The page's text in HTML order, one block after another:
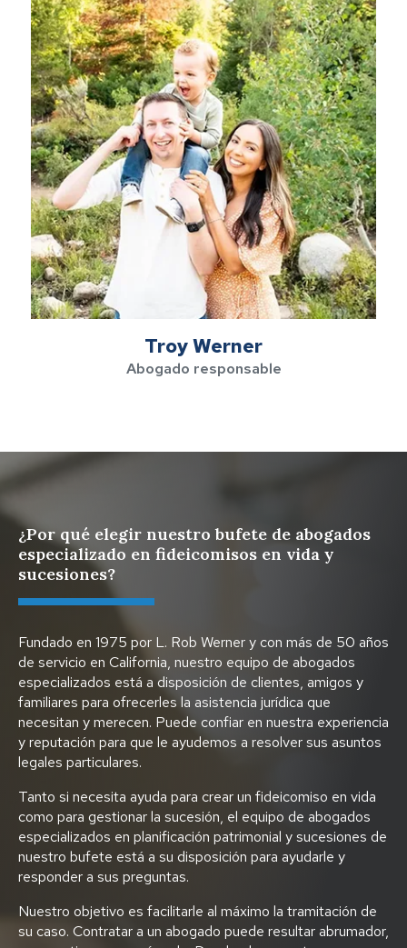
Troy Werner
Abogado responsable
¿Por qué elegir nuestro bufete de abogados
especializado en fideicomisos en vida y
sucesiones?
Fundado en 1975 por L. Rob Werner y con más de 50 años
de servicio en California, nuestro equipo de abogados
especializados está a disposición de clientes, amigos y
familiares para ofrecerles la asistencia jurídica que
necesitan y merecen. Puede confiar en nuestra experiencia
y reputación para que le ayudemos a resolver sus asuntos
legales particulares.
Tanto si necesita ayuda para crear un fideicomiso en vida
como para gestionar la sucesión, el equipo de abogados
especializados en planificación patrimonial y sucesiones de
nuestro bufete está a su disposición para ayudarle y
responder a sus preguntas.
Nuestro objetivo es facilitarle al máximo la tramitación de
su caso. Contratar a un abogado puede resultar abrumador,